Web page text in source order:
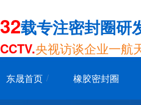
32载专注密封圈研
CCTV.央视访谈企业一航
东晟首页 橡胶密封圈